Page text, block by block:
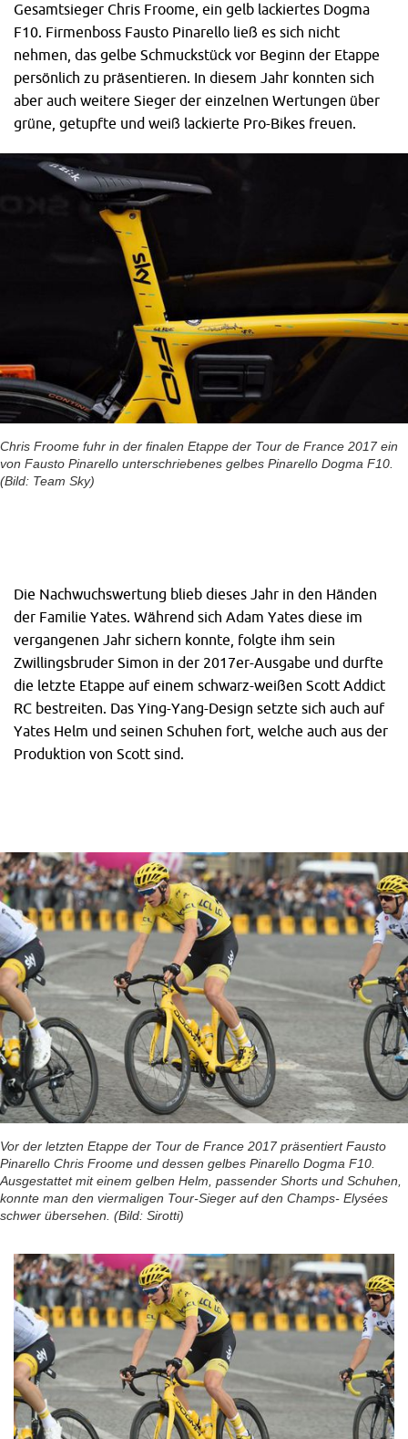
Gesamtsieger Chris Froome, ein gelb lackiertes Dogma
F10. Firmenboss Fausto Pinarello ließ es sich nicht
nehmen, das gelbe Schmuckstück vor Beginn der Etappe
persönlich zu präsentieren. In diesem Jahr konnten sich
aber auch weitere Sieger der einzelnen Wertungen über
grüne, getupfte und weiß lackierte Pro-Bikes freuen.
Chris Froome fuhr in der finalen Etappe der Tour de France 2017 ein
von Fausto Pinarello unterschriebenes gelbes Pinarello Dogma F10.
(Bild: Team Sky)
Die Nachwuchswertung blieb dieses Jahr in den Händen
der Familie Yates. Während sich Adam Yates diese im
vergangenen Jahr sichern konnte, folgte ihm sein
Zwillingsbruder Simon in der 2017er-Ausgabe und durfte
die letzte Etappe auf einem schwarz-weißen Scott Addict
RC bestreiten. Das Ying-Yang-Design setzte sich auch auf
Yates Helm und seinen Schuhen fort, welche auch aus der
Produktion von Scott sind.
Vor der letzten Etappe der Tour de France 2017 präsentiert Fausto
Pinarello Chris Froome und dessen gelbes Pinarello Dogma F10.
Ausgestattet mit einem gelben Helm, passender Shorts und Schuhen,
konnte man den viermaligen Tour-Sieger auf den Champs- Elysées
schwer übersehen. (Bild: Sirotti)